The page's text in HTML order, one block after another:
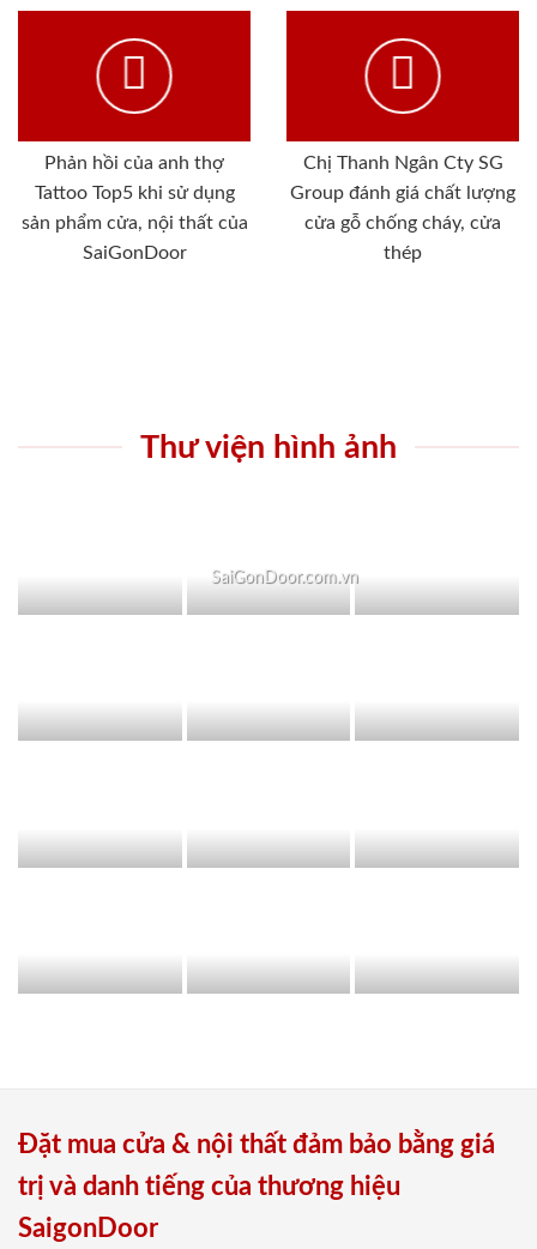
Phản hồi của anh thợ
Tattoo Top5 khi sử dụng
sản phẩm cửa, nội thất của
SaiGonDoor
Chị Thanh Ngân Cty SG
Group đánh giá chất lượng
cửa gỗ chống cháy, cửa
thép
Thư viện hình ảnh
SaiGonDoor.com.vn
Đặt mua cửa & nội thất đảm bảo bằng giá
trị và danh tiếng của thương hiệu
SaigonDoor